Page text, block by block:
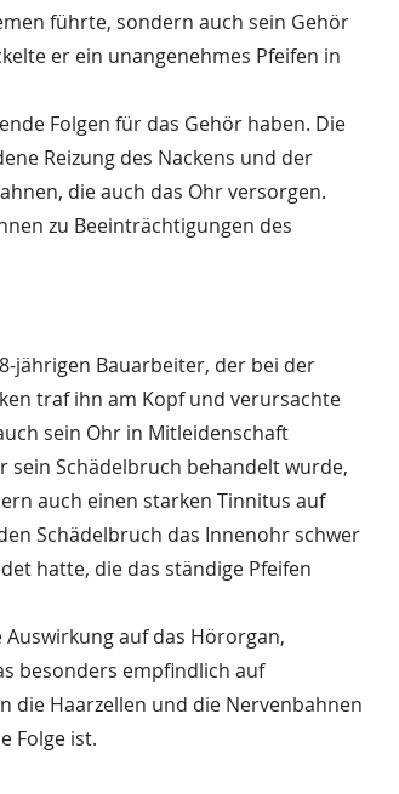
führte, sondern auch sein Gehör
er ein unangenehmes Pfeifen in
Folgen für das Gehör haben. Die
Reizung des Nackens und der
die auch das Ohr versorgen.
zu Beeinträchtigungen des
jährigen Bauarbeiter, der bei der
traf ihn am Kopf und verursachte
sein Ohr in Mitleidenschaft
sein Schädelbruch behandelt wurde,
auch einen starken Tinnitus auf
Schädelbruch das Innenohr schwer
hatte, die das ständige Pfeifen
auf das Hörorgan,
besonders empfindlich auf
die Haarzellen und die Nervenbahnen
Folge ist.